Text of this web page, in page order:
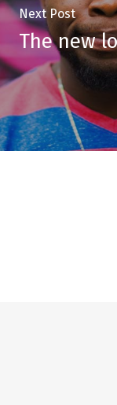
Next Post
The new